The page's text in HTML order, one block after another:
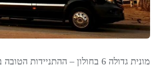
מונית גדולה 6 בחולון – ההתניידות הטובה ביותר